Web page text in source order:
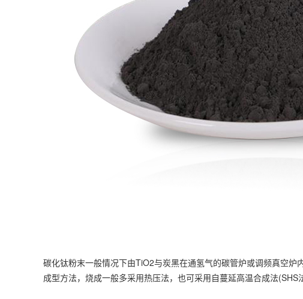
碳化钛粉末一般情况下由TiO2与炭黑在通氢气的碳管炉或调频真空
成型方法，烧成一般多采用热压法，也可采用自蔓延高温合成法(SHS